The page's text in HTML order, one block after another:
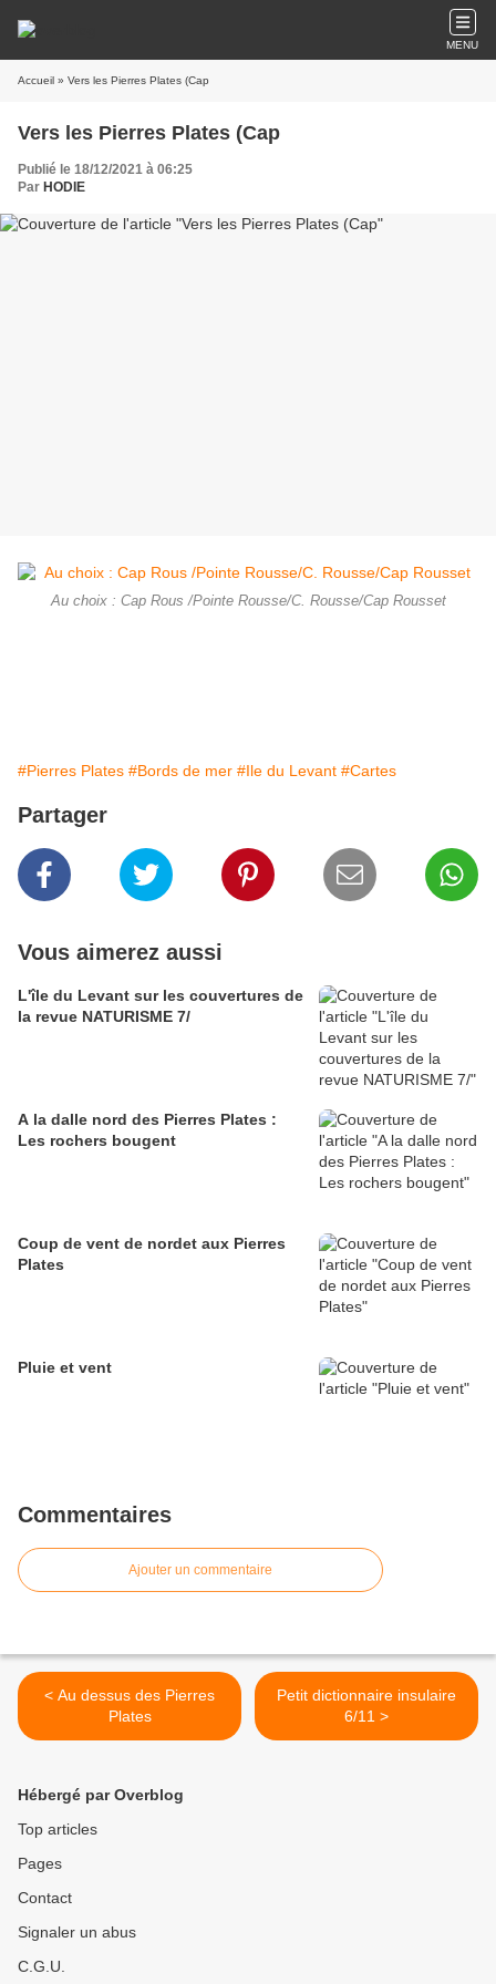
MENU
Accueil » Vers les Pierres Plates (Cap
Vers les Pierres Plates (Cap
Publié le 18/12/2021 à 06:25
Par HODIE
Au choix : Cap Rous /Pointe Rousse/C. Rousse/Cap Rousset
#Pierres Plates #Bords de mer #Ile du Levant #Cartes
Partager
Vous aimerez aussi
L'île du Levant sur les couvertures de
la revue NATURISME 7/
A la dalle nord des Pierres Plates :
Les rochers bougent
Coup de vent de nordet aux Pierres
Plates
Pluie et vent
Commentaires
Ajouter un commentaire
< Au dessus des Pierres
Plates
Petit dictionnaire insulaire
6/11 >
Hébergé par Overblog
Top articles
Pages
Contact
Signaler un abus
C.G.U.